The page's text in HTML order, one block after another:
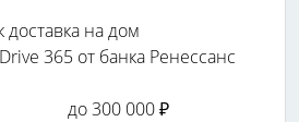
доставка на дом
до 300 000 ₽